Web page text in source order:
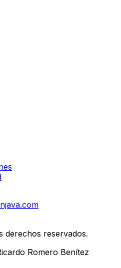
derechos reservados.
Romero Benítez